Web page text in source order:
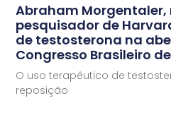
Abraham Morgentaler,
pesquisador de
de testosterona na
Congresso Brasileiro
O uso terapêutico de
reposição